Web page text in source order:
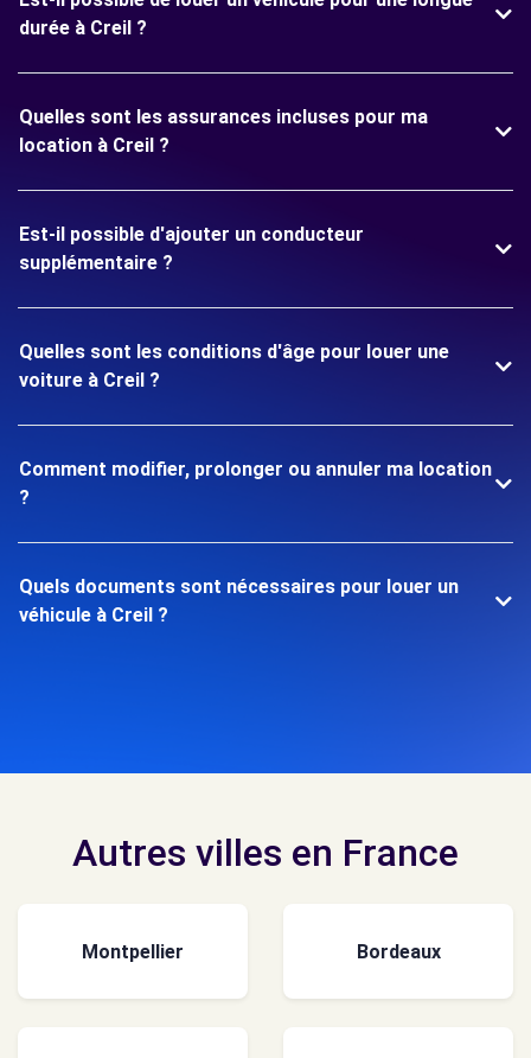
durée à Creil ?
Quelles sont les assurances incluses pour ma
location à Creil ?
Est-il possible d'ajouter un conducteur
supplémentaire ?
Quelles sont les conditions d'âge pour louer une
voiture à Creil ?
Comment modifier, prolonger ou annuler ma location
?
Quels documents sont nécessaires pour louer un
véhicule à Creil ?
Autres villes en France
Montpellier Bordeaux